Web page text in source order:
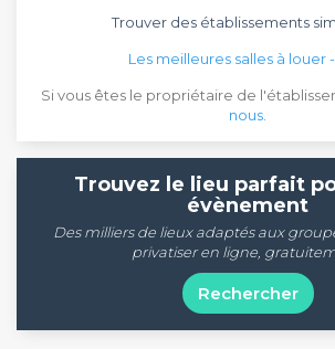
Trouver des établissements
Les meilleures salles à louer
Si vous êtes le propriétaire de
nous
Trouvez le lieu parfait
évènement
Des milliers de lieux adaptés aux
privatiser en ligne,
Rechercher